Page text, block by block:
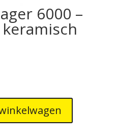
6000 –